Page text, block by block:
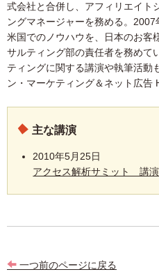
式会社と合併し、アフィリエイト
ングマネージャーを務める。2007
米国でのノウハウを、日本のお客
サルティング部の責任者を務めて
ティングに関する講演や執筆活動
ン・マーケティング＆ネット広告
主な講演
2010年5月25日
アクセス解析サミット 講
一つ前のページに戻る